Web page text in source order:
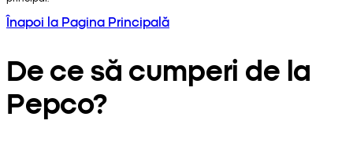
Înapoi la Pagina Principală
De ce să cumperi de la
Pepco?